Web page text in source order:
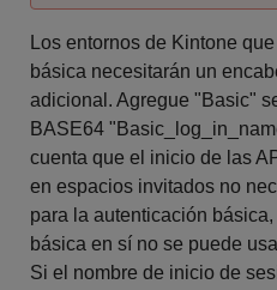
Los entornos de Kintone
básica necesitarán un
adicional. Agregue "Basic"
BASE64
cuenta que el inicio de las
en espacios invitados no
para la autenticación
básica en sí no se puede
Si el nombre de inicio de